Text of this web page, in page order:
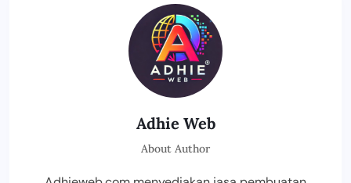
Adhie Web
About Author